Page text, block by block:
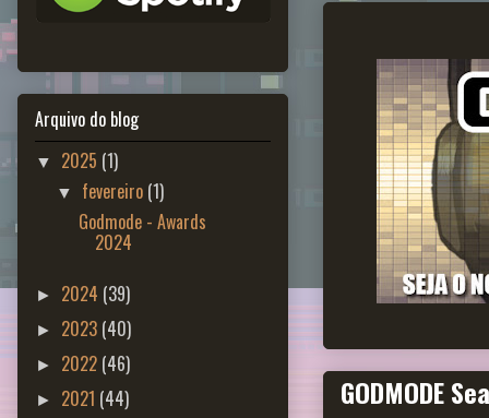
GODMODE
Arquivo do blog
▼ 2025 (1)
▼ fevereiro (1)
Godmode - Awards
2024
► 2024 (39)
► 2023 (40)
► 2022 (46)
► 2021 (44)